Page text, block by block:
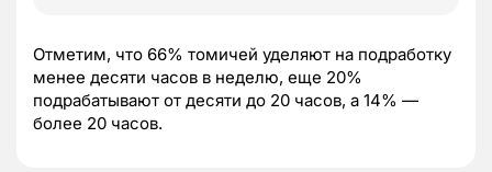
Отметим, что 66% томичей уделяют на подработку
менее десяти часов в неделю, еще 20%
подрабатывают от десяти до 20 часов, а 14% —
более 20 часов.